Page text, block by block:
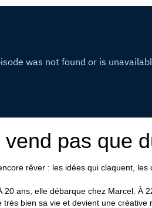
pas que
rêver : les idées qui claquent, les
20 ans, elle débarque chez Marcel. À
bien sa vie et devient une créative